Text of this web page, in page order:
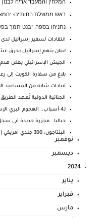
המלחין והמעבד אריה
ראש ממשלת החות'ים:
נתניהו בספר: "בנט תמך
انتقادات لسفير إسرائيل
لبنان يتهم إسرائيل بحرق
الجيش الإسرائيلي يعلن
بلاغ من سفارة الكويت إلى
قيادات شابه من المساعيد
الجنائية الدولية تٌمهد
لـ4 أسباب.. الهجوم البري الإسرائيلي محكوم عليه بالفشل
جباليا.. مجزرة جديدة في سجل
البنتاجون: 300 جندي أمريكي إضافيون يتجهون إلى الشر...
نوفمبر
ديسمبر
2024
يناير
فبراير
مارس